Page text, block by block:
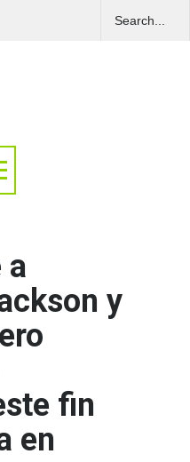
a
y
fin
en